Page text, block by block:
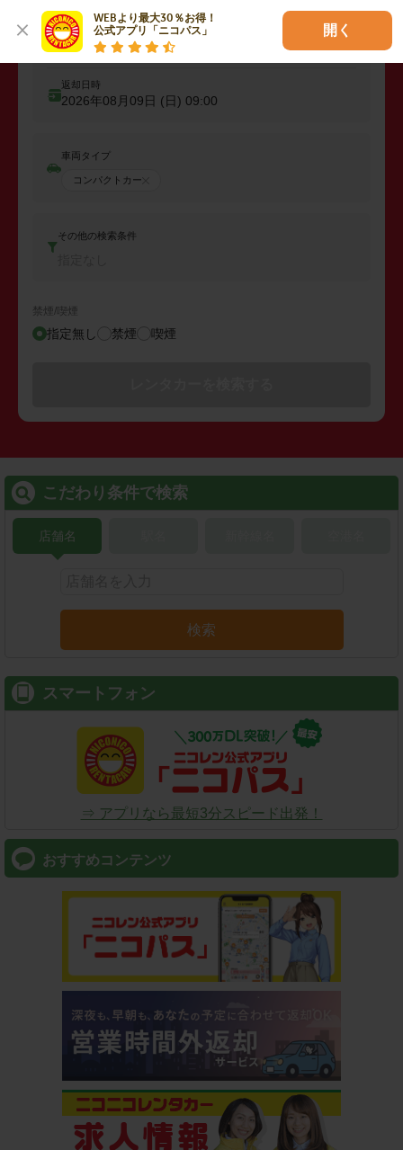
WEBより最大30％お得！
公式アプリ「ニコパス」
開く
出発日時
2026年08月08日 (土)
返却日時
2026年08月09日 (日) 09:00
車両タイプ
コンパクトカー
その他の検索条件
禁煙/喫煙
指定無し 禁煙 喫煙
こだわり条件で検索
店舗名
検索
スマートフォン
⇒ アプリなら最短3分スピード出発！
おすすめコンテンツ